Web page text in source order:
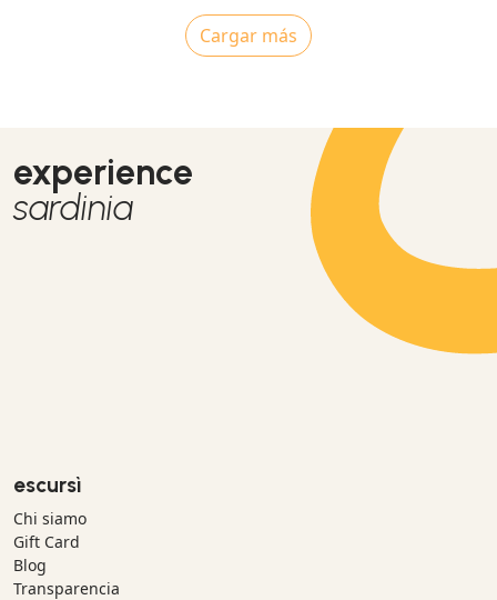
Cargar más
experience
sardinia
escursì
Chi siamo
Gift Card
Blog
Transparencia